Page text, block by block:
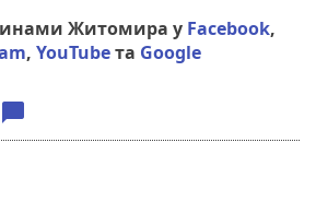
Житомира у Facebook,
, YouTubeта Google
chat_bubble